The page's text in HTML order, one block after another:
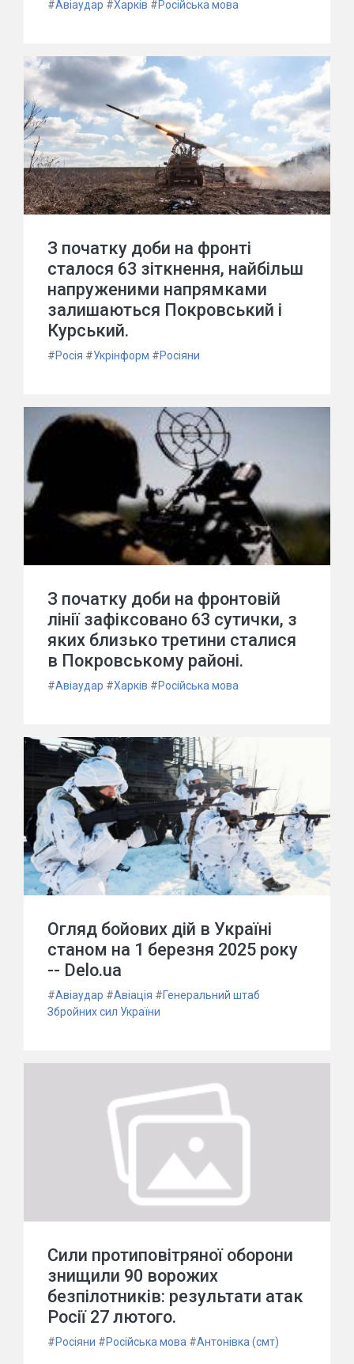
#Авіаудар #Харків #Російська мова
З початку доби на фронті
сталося 63 зіткнення, найбільш
напруженими напрямками
залишаються Покровський і
Курський.
#Росія #Укрінформ #Росіяни
З початку доби на фронтовій
лінії зафіксовано 63 сутички, з
яких близько третини сталися
в Покровському районі.
#Авіаудар #Харків #Російська мова
Огляд бойових дій в Україні
станом на 1 березня 2025 року
-- Delo.ua
#Авіаудар #Авіація #Генеральний штаб
Збройних сил України
Сили протиповітряної оборони
знищили 90 ворожих
безпілотників: результати атак
Росії 27 лютого.
#Росіяни #Російська мова #Антонівка (смт)